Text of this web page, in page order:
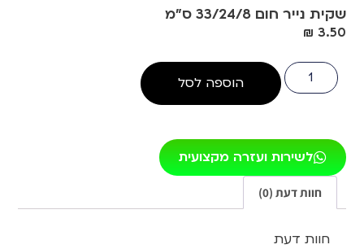
שקית נייר חום 33/24/8 ס"מ
₪ 3.50
הוספה לסל
לשירות ועזרה מקצועית
חוות דעת (0)
חוות דעת